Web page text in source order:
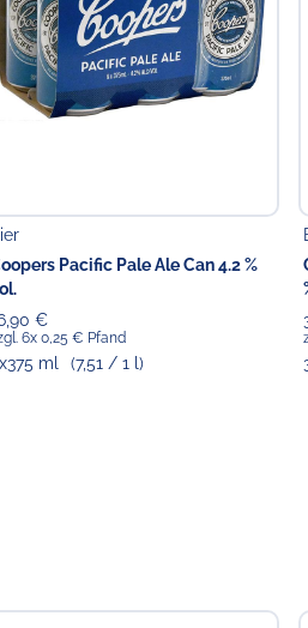
Pacific Pale Ale Can 4.2 %
€
6x 0,25 € Pfand
ml (7,51 / 1 l)